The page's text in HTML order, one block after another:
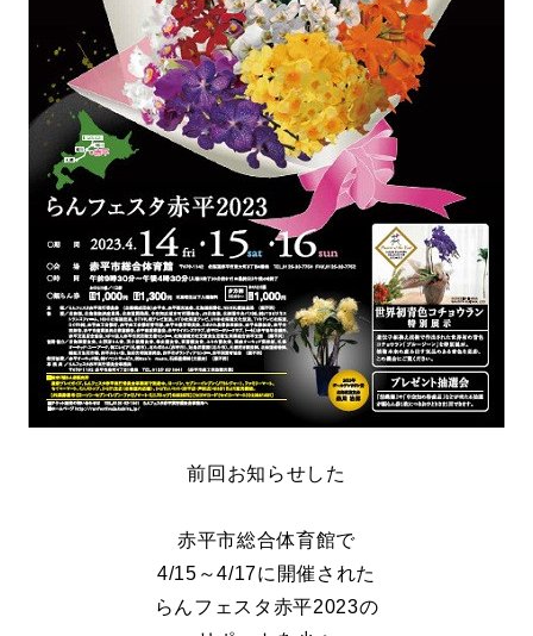
前回お知らせした
赤平市総合体育館で
4/15 ～4/17に開催された
らんフェスタ赤平2023の